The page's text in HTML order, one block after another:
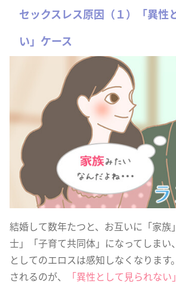
セックスレス原因（１）「異性
い」ケース
結婚して数年たつと、お互いに「家族
士」「子育て共同体」になってしまい
としてのエロスは感知しなくなります
されるのが、
「異性として見られない」